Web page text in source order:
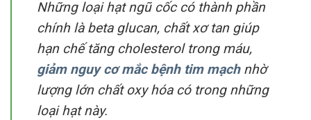
Những loại hạt ngũ cốc có thành phần
chính là beta glucan, chất xơ tan giúp
hạn chế tăng cholesterol trong máu,
giảm nguy cơ mắc bệnh tim mạchnhờ
lượng lớn chất oxy hóa có trong những
loại hạt này.